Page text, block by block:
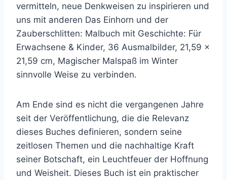
vermitteln, neue Denkweisen zu inspirieren und
uns mit anderen Das Einhorn und der
Zauberschlitten: Malbuch mit Geschichte: Für
Erwachsene & Kinder, 36 Ausmalbilder, 21,59 x
21,59 cm, Magischer Malspaß im Winter
sinnvolle Weise zu verbinden.
Am Ende sind es nicht die vergangenen Jahre
seit der Veröffentlichung, die die Relevanz
dieses Buches definieren, sondern seine
zeitlosen Themen und die nachhaltige Kraft
seiner Botschaft, ein Leuchtfeuer der Hoffnung
und Weisheit. Dieses Buch ist ein praktischer